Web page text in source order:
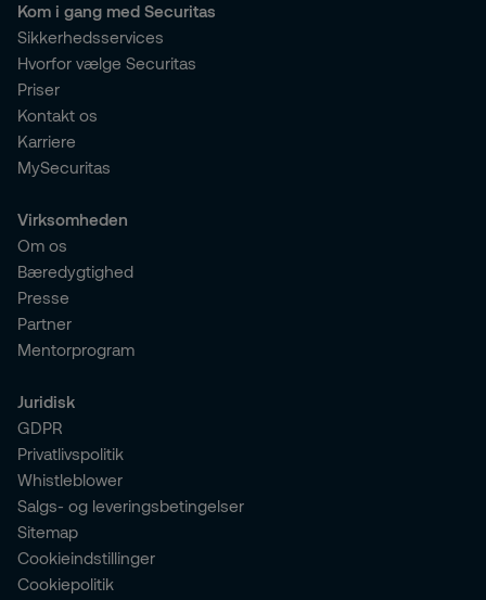
Kom i gang med Securitas
Sikkerhedsservices
Hvorfor vælge Securitas
Priser
Kontakt os
Karriere
MySecuritas
Virksomheden
Om os
Bæredygtighed
Presse
Partner
Mentorprogram
Juridisk
GDPR
Privatlivspolitik
Whistleblower
Salgs- og leveringsbetingelser
Sitemap
Cookieindstillinger
Cookiepolitik